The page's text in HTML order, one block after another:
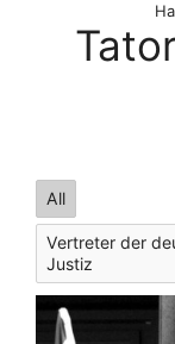
All
Vertreter der
Justiz